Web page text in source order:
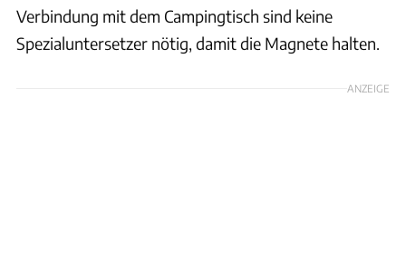
Verbindung mit dem Campingtisch sind keine
Spezialuntersetzer nötig, damit die Magnete halten.
ANZEIGE